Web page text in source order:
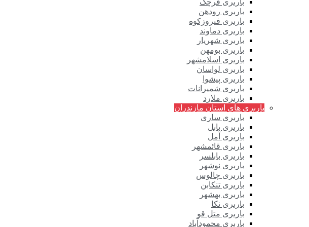
باربری قرچک
باربری رودهن
باربری فیروزکوه
باربری دماوند
باربری شهریار
باربری بومهن
باربری اسلامشهر
باربری لواسان
باربری پیشوا
باربری شمیرانات
باربری ملارد
باربری های استان مازندران
باربری ساری
باربری بابل
باربری آمل
باربری قائمشهر
باربری بابلسر
باربری نوشهر
باربری چالوس
باربری تنکابن
باربری بهشهر
باربری نکا
باربری متل قو
باربری محمودآباد